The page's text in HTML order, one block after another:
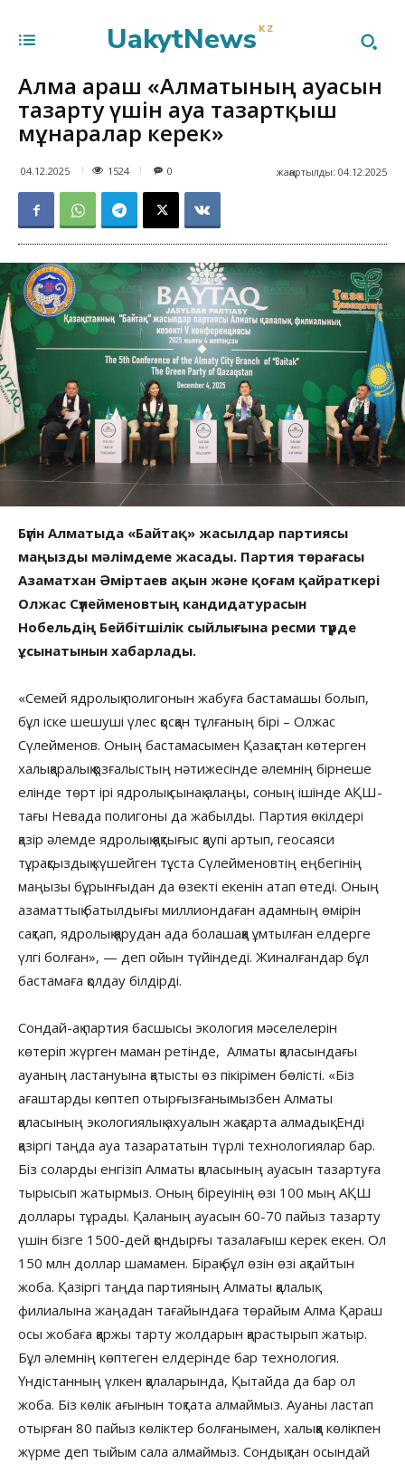
UakytNews KZ
Алма Қараш «Алматының ауасын
тазарту үшін ауа тазартқыш
мұнаралар керек»
04.12.2025 1524 жаңартылды: 04.12.2025
0
Бүгін Алматыда «Байтақ» жасылдар партиясы
маңызды мәлімдеме жасады. Партия төрағасы
Азаматхан Әміртаев ақын және қоғам қайраткері
Олжас Сүлейменовтың кандидатурасын
Нобельдің Бейбітшілік сыйлығына ресми түрде
ұсынатынын хабарлады.
«Семей ядролық полигонын жабуға бастамашы болып,
бұл іске шешуші үлес қосқан тұлғаның бірі – Олжас
Сүлейменов. Оның бастамасымен Қазақстан көтерген
халықаралық қозғалыстың нәтижесінде әлемнің бірнеше
елінде төрт ірі ядролық сынақ алаңы, соның ішінде АҚШ-
тағы Невада полигоны да жабылды. Партия өкілдері
қазір әлемде ядролық қақтығыс қаупі артып, геосаяси
тұрақсыздық күшейген тұста Сүлейменовтің еңбегінің
маңызы бұрынғыдан да өзекті екенін атап өтеді. Оның
азаматтық батылдығы миллиондаған адамның өмірін
сақтап, ядролық қарудан ада болашаққа ұмтылған елдерге
үлгі болған», — деп ойын түйіндеді. Жиналғандар бұл
бастамаға қолдау білдірді.
Сондай-ақ партия басшысы экология мәселелерін
көтеріп жүрген маман ретінде, Алматы қаласындағы
ауаның ластануына қатысты өз пікірімен бөлісті. «Біз
ағаштарды көптеп отырғызғанымызбен Алматы
қаласының экологиялық ахуалын жақсарта алмадық. Енді
қазіргі таңда ауа тазарататын түрлі технологиялар бар.
Біз соларды енгізіп Алматы қаласының ауасын тазартуға
тырысып жатырмыз. Оның біреуінің өзі 100 мың АҚШ
доллары тұрады. Қаланың ауасын 60-70 пайыз тазарту
үшін бізге 1500-дей қондырғы тазалағыш керек екен. Ол
150 млн доллар шамамен. Бірақ бұл өзін өзі ақтайтын
жоба. Қазіргі таңда партияның Алматы қалалық
филиалына жаңадан тағайындаға төрайым Алма Қараш
осы жобаға қаржы тарту жолдарын қарастырып жатыр.
Бұл әлемнің көптеген елдерінде бар технология.
Үндістанның үлкен қалаларында, Қытайда да бар ол
жоба. Біз көлік ағынын тоқтата алмаймыз. Ауаны ластап
отырған 80 пайыз көліктер болғанымен, халыққа көлікпен
жүрме деп тыйым сала алмаймыз. Сондықтан осындай